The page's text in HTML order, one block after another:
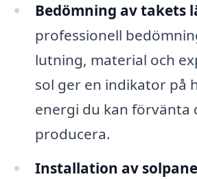
Bedömning av takets
professionell
lutning, material och
sol ger en indikator på
energi du kan förvänta
producera.
Installation av